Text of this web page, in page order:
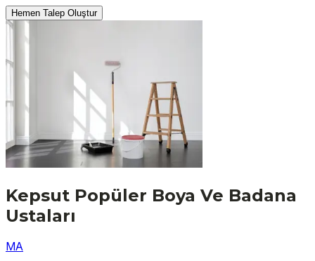
Hemen Talep Oluştur
Kepsut Popüler Boya Ve Badana
Ustaları
MA